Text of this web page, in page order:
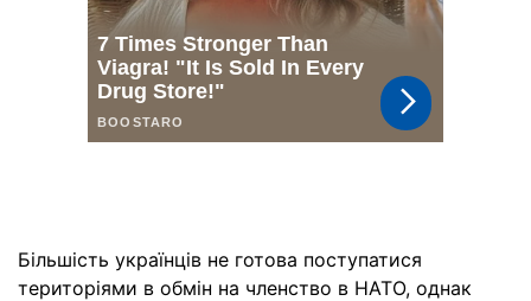
Більшість українців не готова поступатися
територіями в обмін на членство в НАТО, однак